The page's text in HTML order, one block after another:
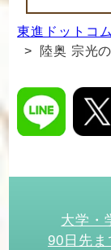
東進ドットコム
> 陸奥 宗光
大学・
90日先ま